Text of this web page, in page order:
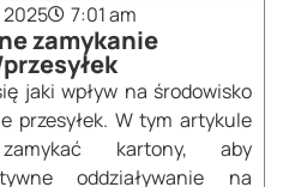
2025 7:01 am
zamykanie
jaki wpływ na środowisko
przesyłek. W tym artykule
kartony, aby
oddziaływanie na